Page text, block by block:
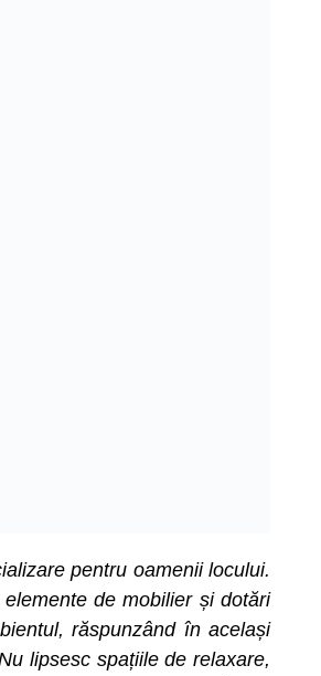
pentru oamenii locului.
de mobilier și dotări
răspunzând în același
lipsesc spațiile de relaxare,